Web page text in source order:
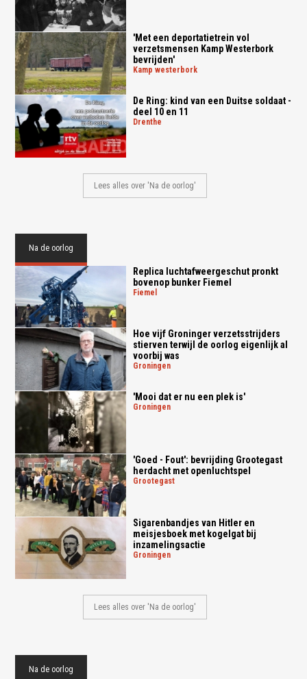
'Met een deportatietrein vol
verzetsmensen Kamp Westerbork
bevrijden'
kamp westerbork
De Ring: kind van een Duitse soldaat -
deel 10 en 11
drenthe
Lees alles over 'Na de oorlog'
Na de oorlog
Replica luchtafweergeschut pronkt
bovenop bunker Fiemel
fiemel
Hoe vijf Groninger verzetsstrijders
stierven terwijl de oorlog eigenlijk al
voorbij was
groningen
'Mooi dat er nu een plek is'
groningen
'Goed - Fout': bevrijding Grootegast
herdacht met openluchtspel
grootegast
Sigarenbandjes van Hitler en
meisjesboek met kogelgat bij
inzamelingsactie
groningen
Lees alles over 'Na de oorlog'
Na de oorlog